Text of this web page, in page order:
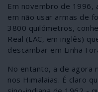
Em novembro de 1996,
em não usar armas de
3800 quilómetros,
Real (LAC, em inglês)
descambar em Linha
No entanto, a de agora
nos Himalaias. É claro